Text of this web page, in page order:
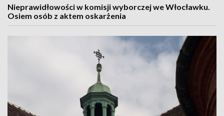
Nieprawidłowości w komisji wyborczej we Włocławku.
Osiem osób z aktem oskarżenia